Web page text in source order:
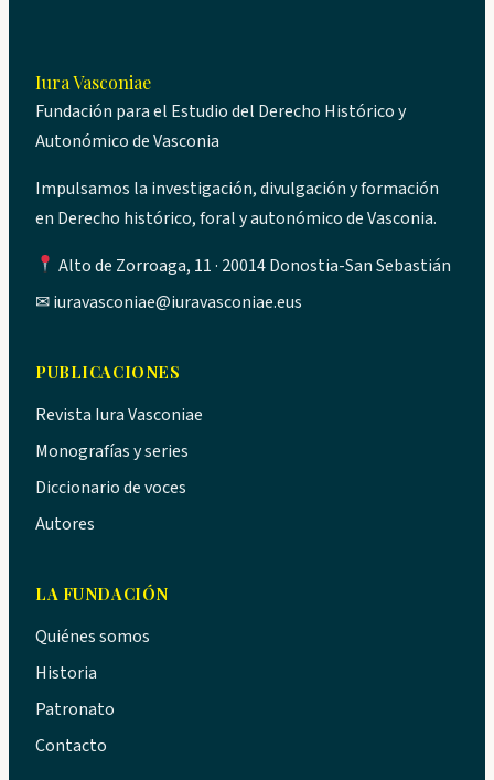
Iura Vasconiae
Fundación para el Estudio del Derecho Histórico y
Autonómico de Vasconia
Impulsamos la investigación, divulgación y formación
en Derecho histórico, foral y autonómico de Vasconia.
Alto de Zorroaga, 11 · 20014 Donostia-San Sebastián
✉iuravasconiae@iuravasconiae.eus
PUBLICACIONES
Revista Iura Vasconiae
Monografías y series
Diccionario de voces
Autores
LA FUNDACIÓN
Quiénes somos
Historia
Patronato
Contacto